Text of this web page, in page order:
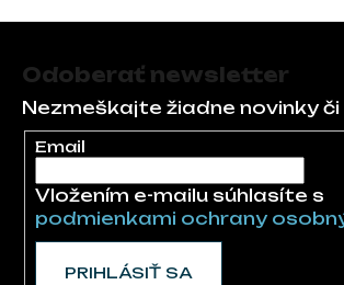
Odoberať newsletter
Nezmeškajte žiadne novinky či
Email
Vložením e-mailu súhlasíte s
podmienkami ochrany
PRIHLÁSIŤ SA